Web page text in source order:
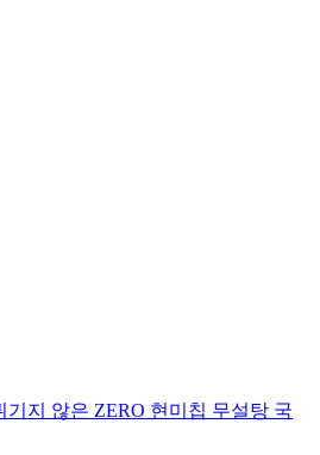
지 않은 ZERO 현미칩 무설탕 국